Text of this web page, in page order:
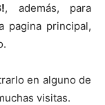
, además, para
pagina principal,
en alguno de
visitas.